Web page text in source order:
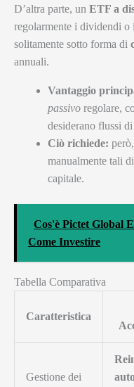
D’altra parte, un ETF a
regolarmente i dividendi
solitamente sotto forma di
annuali.
Vantaggio
passivo regolare,
desiderano flussi di
Ciò richiede:
manualmente tali
capitale.
Cos'è Pictet Global
Come Investire
Tabella Comparativa
Caratteristica
Gestione dei